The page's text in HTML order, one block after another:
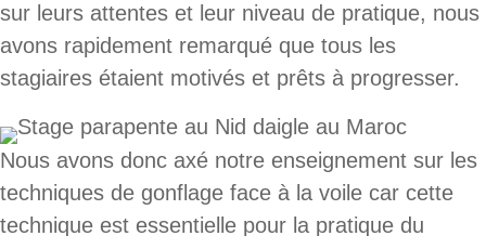
sur leurs attentes et leur niveau de pratique, nous
avons rapidement remarqué que tous les
stagiaires étaient motivés et prêts à progresser.
Nous avons donc axé notre enseignement sur les
techniques de gonflage face à la voile car cette
technique est essentielle pour la pratique du